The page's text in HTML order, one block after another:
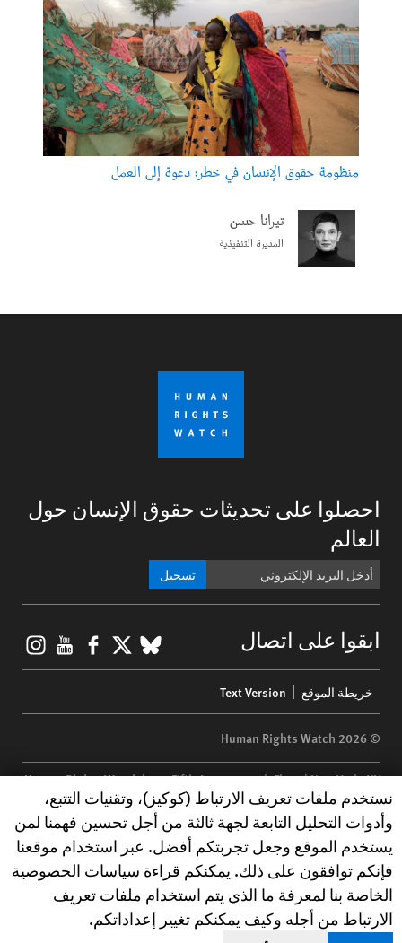
منظومة حقوق الإنسان في خطر: دعوة إلى العمل
تيرانا حسن
المديرة التنفيذية
احصلوا على تحديثات حقوق الإنسان حول
العالم
تسجيل
ابقوا على اتصال BlueSky
X
menu
خريطة الموقع Text Version
© 2026 Human Rights Watch
Human Rights Watch| 350 Fifth Avenue, 34th Floor | New York,NY
10118-3299 USA|t 1.212.290.4700
Human Rights Watchis a 501(C)(3) nonprofit registered in the US
under EIN: 13-2875808
Human Rights Watch cookie preferences
نستخدم ملفات تعريف الارتباط (كوكيز)، وتقنيات التتبع،
وأدوات التحليل التابعة لجهة ثالثة من أجل تحسين فهمنا لمن
يستخدم الموقع وجعل تجربتكم أفضل. عبر استخدام موقعنا
فإنكم توافقون على ذلك. يمكنكم قراءة سياسات الخصوصية
الخاصة بنا لمعرفة ما الذي يتم استخدام ملفات تعريف
الارتباط من أجله وكيف يمكنكم تغيير إعداداتكم.